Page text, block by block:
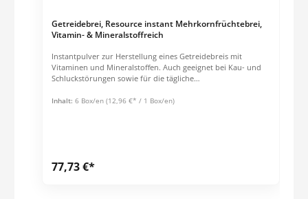
Getreidebrei, Resource instant Mehrkornfrüchtebrei,
Vitamin- & Mineralstoffreich
Instantpulver zur Herstellung eines Getreidebreis mit
Vitaminen und Mineralstoffen. Auch geeignet bei Kau- und
Schluckstörungen sowie für die tägliche
Reich an Eisen, Zink, Vitamin D und Calcium Schnell
Inhalt: 6 Box/en (12,96 €* / 1 Box/en)
77,73 €*